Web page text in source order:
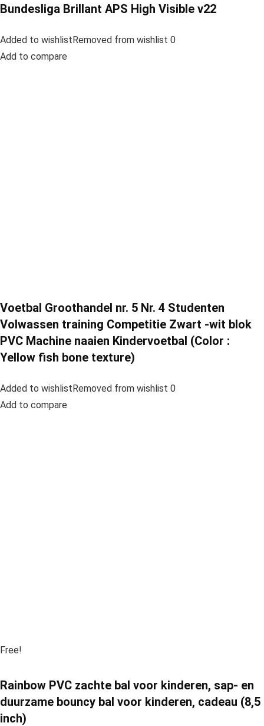
Bundesliga Brillant APS High Visible v22
Added to wishlistRemoved from wishlist 0
Add to compare
Voetbal Groothandel nr. 5 Nr. 4 Studenten
Volwassen training Competitie Zwart -wit blok
PVC Machine naaien Kindervoetbal (Color :
Yellow fish bone texture)
Added to wishlistRemoved from wishlist 0
Add to compare
Free!
Rainbow PVC zachte bal voor kinderen, sap- en
duurzame bouncy bal voor kinderen, cadeau (8,5
inch)